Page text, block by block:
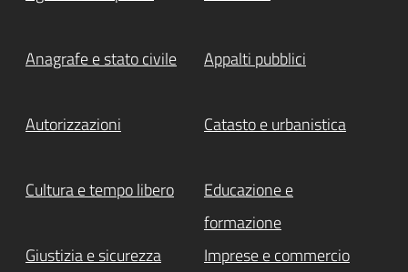
Anagrafe e stato civile Appalti pubblici
Autorizzazioni Catasto e urbanistica
Cultura e tempo libero Attivo
Educazione e
formazione
Giustizia e sicurezza
Imprese e commercio